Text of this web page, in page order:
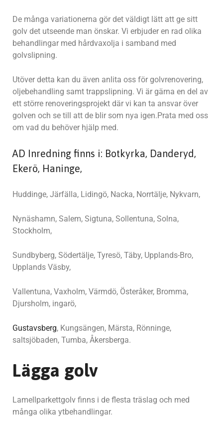
De många variationerna gör det väldigt lätt att ge sitt
golv det utseende man önskar. Vi erbjuder en rad olika
behandlingar med hårdvaxolja i samband med
golvslipning.
Utöver detta kan du även anlita oss för golvrenovering,
oljebehandling samt trappslipning. Vi är gärna en del av
ett större renoveringsprojekt där vi kan ta ansvar över
golven och se till att de blir som nya igen.Prata med oss
om vad du behöver hjälp med.
AD Inredning finns i: Botkyrka, Danderyd,
Ekerö, Haninge,
Huddinge, Järfälla, Lidingö, Nacka, Norrtälje, Nykvarn,
Nynäshamn, Salem, Sigtuna, Sollentuna, Solna,
Stockholm,
Sundbyberg, Södertälje, Tyresö, Täby, Upplands-Bro,
Upplands Väsby,
Vallentuna, Vaxholm, Värmdö, Österåker, Bromma,
Djursholm, ingarö,
Gustavsberg, Kungsängen, Märsta, Rönninge,
saltsjöbaden, Tumba, Åkersberga.
Lägga golv
Lamellparkettgolv finns i de flesta träslag och med
många olika ytbehandlingar.